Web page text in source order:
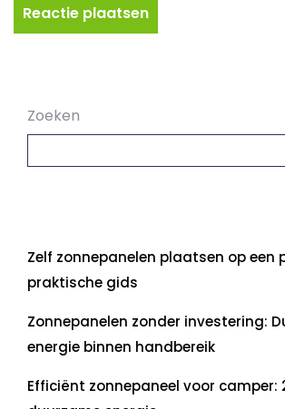
Zoeken
Zelf zonnepanelen plaatsen op een
praktische gids
Zonnepanelen zonder investering:
energie binnen handbereik
Efficiënt zonnepaneel voor